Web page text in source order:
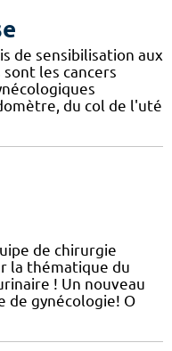
de sensibilisation aux
les cancers
du col de l'uté
de chirurgie
la thématique du
! Un nouveau
de gynécologie! O